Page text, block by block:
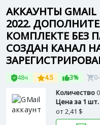
АККАУНТЫ
2022.
КОМПЛЕКТЕ БЕЗ
СОЗДАН КАНАЛ НА
48ч 4.5 3%
Количество
Цена за 1 шт.
от2,41 $